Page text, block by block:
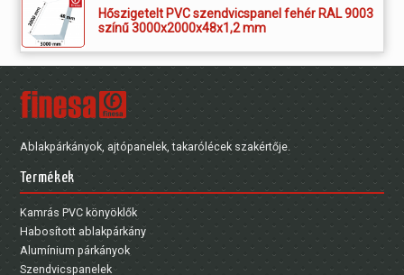
Hőszigetelt PVC szendvicspanel fehér RAL 9003
színű 3000x2000x48x1,2 mm
Ablakpárkányok, ajtópanelek, takarólécek szakértője.
Termékek
Kamrás PVC könyöklők
Habosított ablakpárkány
Alumínium párkányok
Szendvicspanelek